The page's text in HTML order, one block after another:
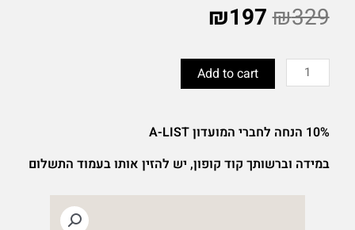
₪329
₪197
נופשים
על
Add to cart
10% הנחה לחברי המועדון A-LIST
במידה וברשותך קוד קופון, יש להזין אותו בעמוד התשלום